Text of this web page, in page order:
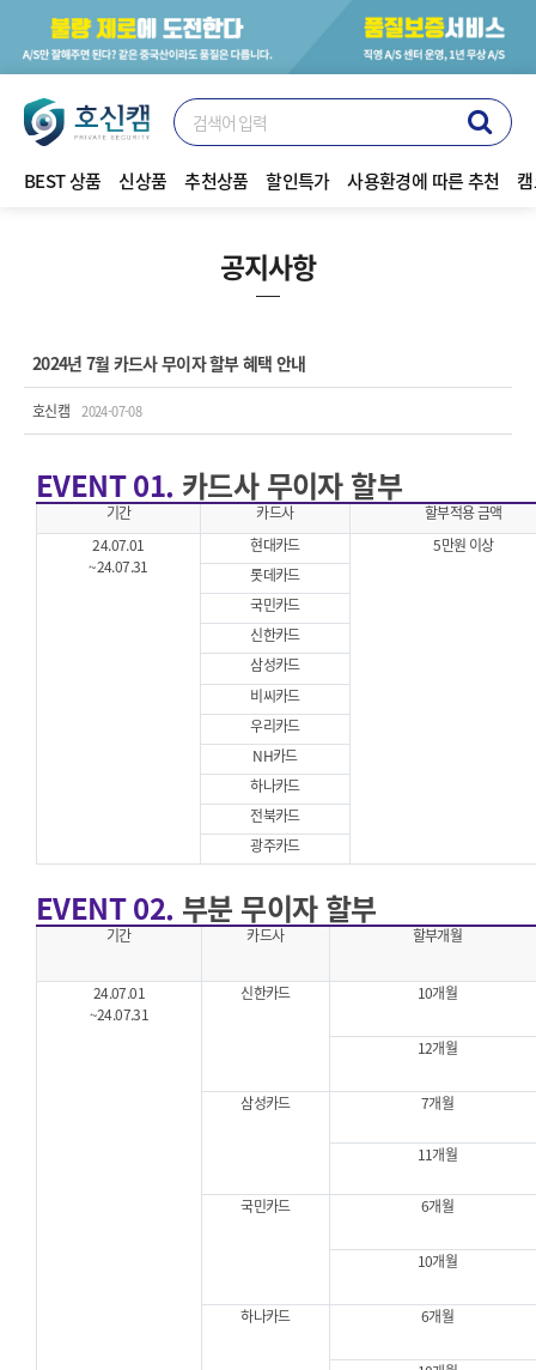
BEST 상품 신상품 추천상품 할인특가 사용환경에 따른 추천
공지사항
2024년 7월 카드사 무이자 할부 혜택 안내
호신캠 2024-07-08
EVENT 01. 카드사 무이자 할부
기간 카드사
할부적용 금액
24.07.01
~24.07.31
현대카드
5만원 이상
롯데카드
국민카드
신한카드
삼성카드
비씨카드
우리카드
NH카드
하나카드
전북카드
광주카드
EVENT 02. 부분 무이자 할부
기간 카드사 할부개월
24.07.01
~24.07.31
신한카드 10개월
12개월
삼성카드 7개월
11개월
국민카드 6개월
10개월
하나카드 6개월